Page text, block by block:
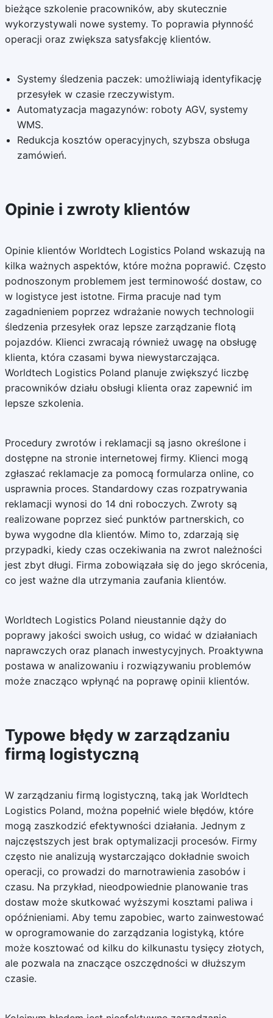
bieżące szkolenie pracowników, aby skutecznie
wykorzystywali nowe systemy. To poprawia płynność
operacji oraz zwiększa satysfakcję klientów.
Systemy śledzenia paczek: umożliwiają identyfikację
przesyłek w czasie rzeczywistym.
Automatyzacja magazynów: roboty AGV, systemy
WMS.
Redukcja kosztów operacyjnych, szybsza obsługa
zamówień.
Opinie i zwroty klientów
Opinie klientów Worldtech Logistics Poland wskazują na
kilka ważnych aspektów, które można poprawić. Często
podnoszonym problemem jest terminowość dostaw, co
w logistyce jest istotne. Firma pracuje nad tym
zagadnieniem poprzez wdrażanie nowych technologii
śledzenia przesyłek oraz lepsze zarządzanie flotą
pojazdów. Klienci zwracają również uwagę na obsługę
klienta, która czasami bywa niewystarczająca.
Worldtech Logistics Poland planuje zwiększyć liczbę
pracowników działu obsługi klienta oraz zapewnić im
lepsze szkolenia.
Procedury zwrotów i reklamacji są jasno określone i
dostępne na stronie internetowej firmy. Klienci mogą
zgłaszać reklamacje za pomocą formularza online, co
usprawnia proces. Standardowy czas rozpatrywania
reklamacji wynosi do 14 dni roboczych. Zwroty są
realizowane poprzez sieć punktów partnerskich, co
bywa wygodne dla klientów. Mimo to, zdarzają się
przypadki, kiedy czas oczekiwania na zwrot należności
jest zbyt długi. Firma zobowiązała się do jego skrócenia,
co jest ważne dla utrzymania zaufania klientów.
Worldtech Logistics Poland nieustannie dąży do
poprawy jakości swoich usług, co widać w działaniach
naprawczych oraz planach inwestycyjnych. Proaktywna
postawa w analizowaniu i rozwiązywaniu problemów
może znacząco wpłynąć na poprawę opinii klientów.
Typowe błędy w zarządzaniu
firmą logistyczną
W zarządzaniu firmą logistyczną, taką jak Worldtech
Logistics Poland, można popełnić wiele błędów, które
mogą zaszkodzić efektywności działania. Jednym z
najczęstszych jest brak optymalizacji procesów. Firmy
często nie analizują wystarczająco dokładnie swoich
operacji, co prowadzi do marnotrawienia zasobów i
czasu. Na przykład, nieodpowiednie planowanie tras
dostaw może skutkować wyższymi kosztami paliwa i
opóźnieniami. Aby temu zapobiec, warto zainwestować
w oprogramowanie do zarządzania logistyką, które
może kosztować od kilku do kilkunastu tysięcy złotych,
ale pozwala na znaczące oszczędności w dłuższym
czasie.